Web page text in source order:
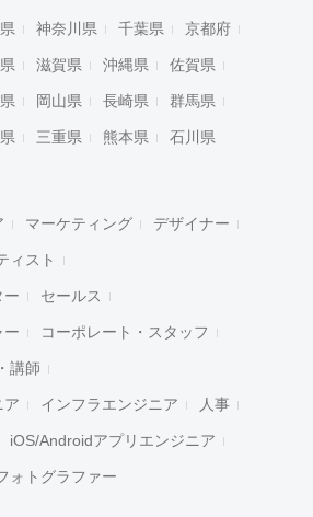
神奈川県 千葉県 京都府
滋賀県 沖縄県 佐賀県
岡山県 長崎県 群馬県
三重県 熊本県 石川県
マーケティング デザイナー
ィスト
ー セールス
ー コーポレート・スタッフ
講師
ア インフラエンジニア 人事
iOS/Androidアプリエンジニア
ォトグラファー